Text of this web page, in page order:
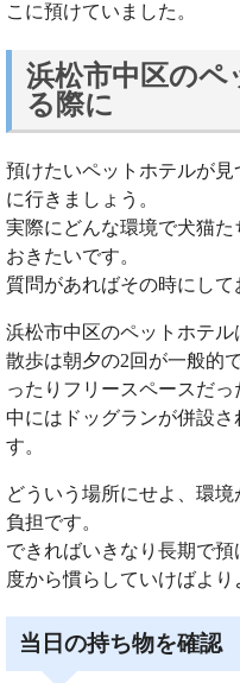
こに預けていました。
浜松市中区のペ
る際に
預けたいペットホテルが見
に行きましょう。
実際にどんな環境で犬猫
おきたいです。
質問があればその時にして
浜松市中区のペットホテル
散歩は朝夕の2回が一般的
ったりフリースペースだっ
中にはドッグランが併設
す。
どういう場所にせよ、環
負担です。
できればいきなり長期で
度から慣らしていけばより
当日の持ち物を確認